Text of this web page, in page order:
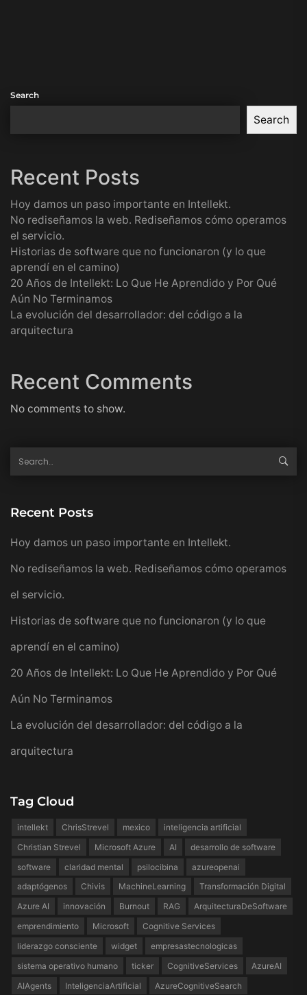
Search
Search
Recent Posts
Hoy damos un paso importante en Intellekt.
No rediseñamos la web. Rediseñamos cómo operamos
el servicio.
Historias de software que no funcionaron (y lo que
aprendí en el camino)
20 Años de Intellekt: Lo Que He Aprendido y Por Qué
Aún No Terminamos
La evolución del desarrollador: del código a la
arquitectura
Recent Comments
No comments to show.
Recent Posts
Hoy damos un paso importante en Intellekt.
No rediseñamos la web. Rediseñamos cómo operamos
el servicio.
Historias de software que no funcionaron (y lo que
aprendí en el camino)
20 Años de Intellekt: Lo Que He Aprendido y Por Qué
Aún No Terminamos
La evolución del desarrollador: del código a la
arquitectura
Tag Cloud
intellekt ChrisStrevel mexico
inteligencia artificial
Christian Strevel
Microsoft Azure AI
desarrollo de software
software
claridad mental psilocibina
azureopenai
adaptógenos
Chivis MachineLearning
Transformación Digital
Azure AI
innovación Burnout RAG
ArquitecturaDeSoftware
emprendimiento
Microsoft
Cognitive Services
liderazgo consciente
widget
empresastecnologicas
sistema operativo humano
ticker CognitiveServices
AzureAI
AIAgents
InteligenciaArtificial AzureCognitiveSearch